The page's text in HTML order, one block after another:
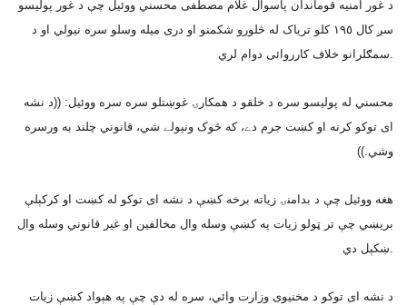
د غور امنيه قوماندان پاسوال غلام مصطفى محسني ووئيل چې د غور پوليسو
سږ کال ١٩٥ کلو ترياک له څلورو شکمنو او درى ميله وسلو سره نيولي او د
سمګلرانو خلاف کارروائى دوام لري.
محسني له پوليسو سره د خلقو د همکارۍ غوښتلو سره سره ووئيل: ((د نشه
اى توکو کرنه او کښت جرم دے، که څوک ونيولے شي، قانوني چلند به ورسره
وشي.))
هغه ووئيل چې د بدامنۍ زياته برخه کښې د نشه اى توکو له کښت او کرکېلې
بريښي چې تر ټولو زيات په کښې وسله وال مخالفين او غير قانوني وسله وال
ښکېل دي.
د نشه اى توکو د مخنيوى وزارت وائي، سره له دې چې په هېواد کښې زيات